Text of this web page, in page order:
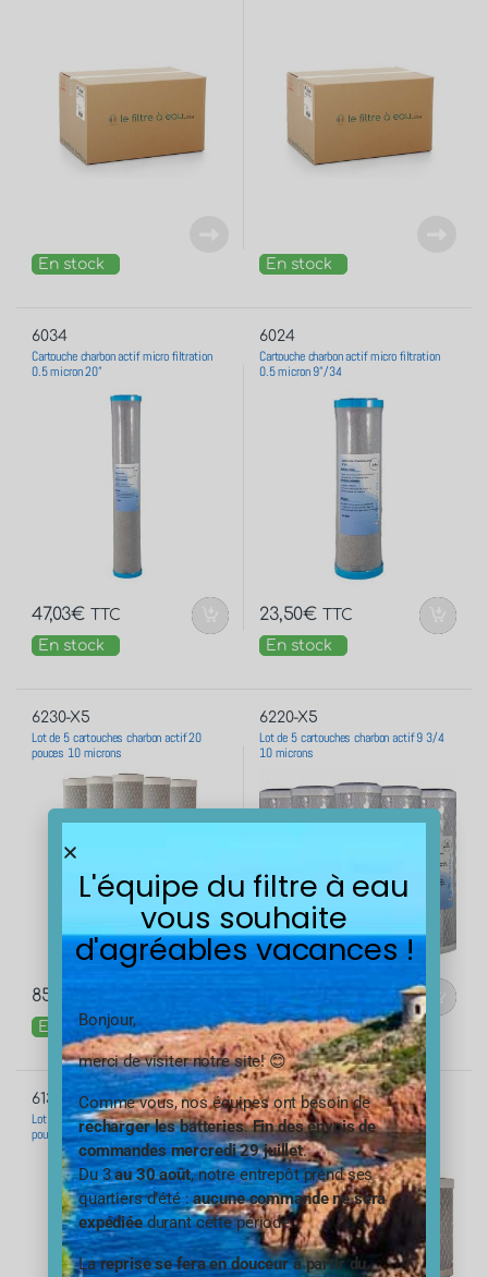
En stock En stock
6034
Cartouche charbon actif micro filtration
0.5 micron 20”
47,03€ TTC
En stock
6024
Cartouche charbon actif micro filtration
0.5 micron 9”/34
23,50€ TTC
En stock
6230-X5
Lot de 5 cartouches charbon actif 20
pouces 10 microns
85,20
En stock
6220-X5
Lot de 5 cartouches charbon actif 9 3/4
10 microns
En stock
6130-X5
Lot de 5 cartouches charbon actif 20
pouces 5 microns
Lot de 5 cartouches charbon actif 5
pouces 5 microns 10 microns
L'équipe du filtre à eau
vous souhaite
d'agréables vacances !
Bonjour,
merci de visiter notre site! 😊
Comme vous, nos équipes ont besoin de
recharger les batteries.Fin des envois de
commandes mercredi 29 juillet.
Du 3au 30 août, notre entrepôt prend ses
quartiers d’été :aucune commande ne sera
expédiéedurant cette période.
Lareprise se fera en douceur à partir du